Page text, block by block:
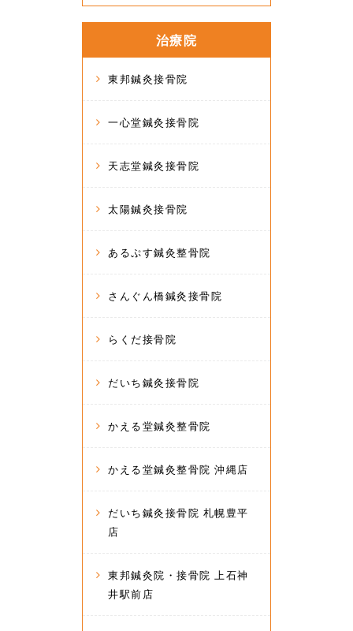
治療院
東邦鍼灸接骨院
一心堂鍼灸接骨院
天志堂鍼灸接骨院
太陽鍼灸接骨院
あるぷす鍼灸整骨院
さんぐん橋鍼灸接骨院
らくだ接骨院
だいち鍼灸接骨院
かえる堂鍼灸整骨院
かえる堂鍼灸整骨院 沖縄店
だいち鍼灸接骨院 札幌豊平
店
東邦鍼灸院・接骨院 上石神
井駅前店